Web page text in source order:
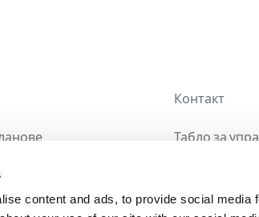
content and ads, to provide social media
въпроси
Контакт
Табло за